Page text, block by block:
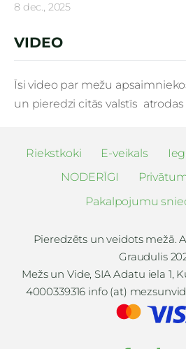
8 dec., 2025
VIDEO
Īsi video par mežu
un pieredzi citās valstīs atrodas
Riekstkoki E-veikals
NODERĪGI
Pakalpojumu
Pieredzēts un veidots mežā.
Graudulis
Mežs un Vide, SIA Adatu iela 1,
4000339316 info (at)